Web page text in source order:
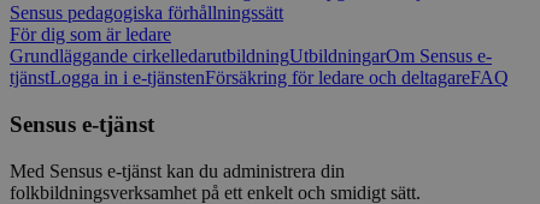
Sensus pedagogiska förhållningssätt
För dig som är ledare
Grundläggande cirkelledarutbildningUtbildningarOm Sensus e-
tjänstLogga in i e-tjänstenFörsäkring för ledare och deltagareFAQ
Sensus e-tjänst
Med Sensus e-tjänst kan du administrera din
folkbildningsverksamhet på ett enkelt och smidigt sätt.